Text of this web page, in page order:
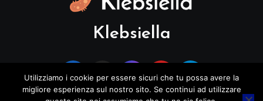
Klebsiella
Utilizziamo i cookie per essere sicuri che tu possa avere la
migliore esperienza sul nostro sito. Se continui ad utilizzare